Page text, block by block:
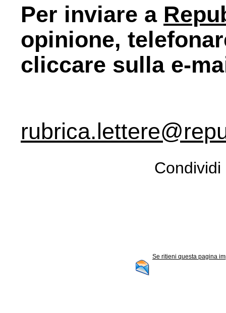
Per inviare a
opinione,
cliccare sulla e-
Se ritieni questa pagina